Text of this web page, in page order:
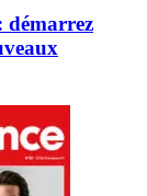
démarrez